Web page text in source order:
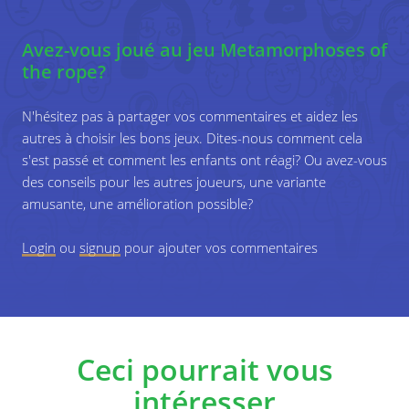
Children can jump or justrun through the
jump rope one by one, in groups or even all
together.
4
Each team pulls the rope to their side. The goal
force (so that the other team cross the mark
on the ground).
Avez-vous joué au jeu Metamorphoses of
the rope?
N'hésitez pas à partager vos commentaires et aidez les
autres à choisir les bons jeux. Dites-nous comment cela
s'est passé et comment les enfants ont réagi? Ou avez-vous
des conseils pour les autres joueurs, une variante
amusante, une amélioration possible?
Login ou signup pour ajouter vos commentaires
Ceci pourrait vous